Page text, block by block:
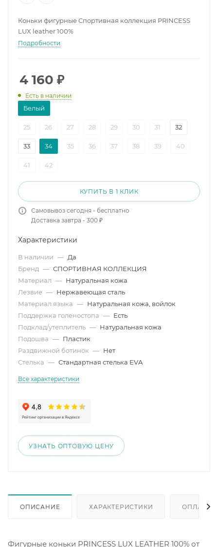
Коньки фигурные Спортивная коллекция PRINCESS
LUX leather 100%
Подробности
4 160 ₽
Есть в наличии
Белый
25 26 27 28 29 30 31 32
33 34 35 36 37 38 39 40
41 42
КУПИТЬ В 1 КЛИК
Самовывоз сегодня - бесплатно
Доставка завтра - 300 ₽
Характеристики
В наличии — Да
Бренд — СПОРТИВНАЯ КОЛЛЕКЦИЯ
Материал — Натуральная кожа
Лезвие — Нержавеющая сталь
Материал языка — Натуральная кожа, войлок
Поддержка голеностопа — Есть
Подклад/утеплитель — Натуральная кожа
Подошва — Пластик
Раздвижной ботинок — Нет
Стелька — Стандартная стелька EVA
Все характеристики
УЗНАТЬ ОПТОВУЮ ЦЕНУ
ОПИСАНИЕ ХАРАКТЕРИСТИКИ ОПЛАТА
Фигурные коньки PRINCESS LUX LEATHER 100% от